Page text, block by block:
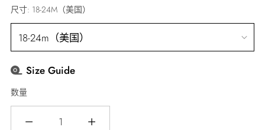
格
尺寸: 18-24M（美国）
Size Guide
数量